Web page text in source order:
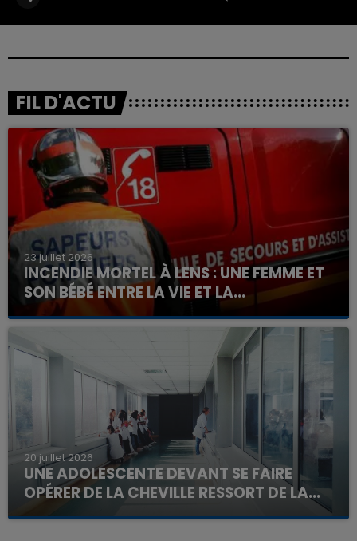
FIL D'ACTU
23 juillet 2026
INCENDIE MORTEL À LENS : UNE FEMME ET
SON BÉBÉ ENTRE LA VIE ET LA...
Un homme s'est immolé par le feu après avoir
aspergé sa compagne et leur bébé de trois mois
d'un liquide inflammable.
20 juillet 2026
UNE ADOLESCENTE DEVANT SE FAIRE
OPÉRER DE LA CHEVILLE RESSORT DE LA...
La famille a porté plainte contre la clinique qui a